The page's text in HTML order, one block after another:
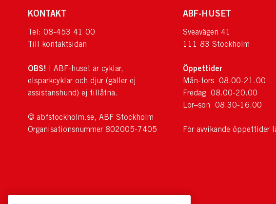
KONTAKT
Tel: 08-453 41 00
Till kontaktsidan
OBS! I ABF-huset är cyklar,
elsparkcyklar och djur (gäller ej
assistanshund) ej tillåtna.
© abfstockholm.se, ABF Stockholm
Organisationsnummer 802005-7405
ABF-HUSET
Sveavägen 41
111 83 Stockholm
Öppettider
Mån-tors 08.00-21.00
Fredag 08.00-20.00
Lör–sön 08.30-16.00
För avvikande öppettider